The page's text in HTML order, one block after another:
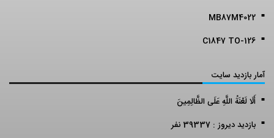
MB87M4022
C1847 TO-126
آمار بازدید سایت
أَلَا لَعْنَةُ اللَّهِ عَلَى الظَّالِمِينَ
بازدید دیروز : 39337 نفر